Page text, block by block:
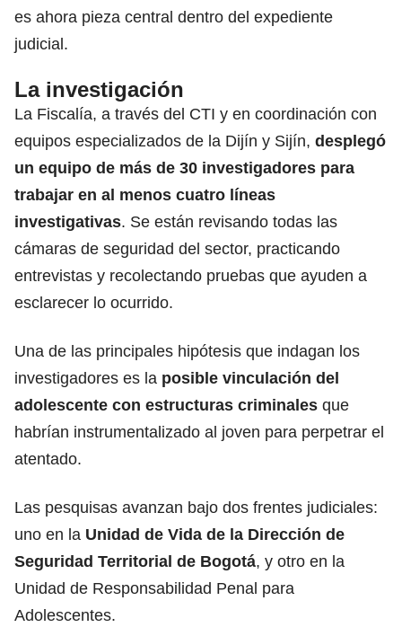
es ahora pieza central dentro del expediente
judicial.
La investigación
La Fiscalía, a través del CTI y en coordinación con
equipos especializados de la Dijín y Sijín, desplegó
un equipo de más de 30 investigadores para
trabajar en al menos cuatro líneas
investigativas. Se están revisando todas las
cámaras de seguridad del sector, practicando
entrevistas y recolectando pruebas que ayuden a
esclarecer lo ocurrido.
Una de las principales hipótesis que indagan los
investigadores es la posible vinculación del
adolescente con estructuras criminales que
habrían instrumentalizado al joven para perpetrar el
atentado.
Las pesquisas avanzan bajo dos frentes judiciales:
uno en la Unidad de Vida de la Dirección de
Seguridad Territorial de Bogotá, y otro en la
Unidad de Responsabilidad Penal para
Adolescentes.